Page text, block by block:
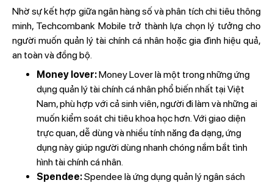
Nhờ sự kết hợp giữa ngân hàng số và phân tích chi tiêu thông
minh, Techcombank Mobile trở thành lựa chọn lý tưởng cho
người muốn quản lý tài chính cá nhân hoặc gia đình hiệu quả,
an toàn và đồng bộ.
Money lover:Money Lover là một trong những ứng
dụng quản lý tài chính cá nhân phổ biến nhất tại Việt
Nam, phù hợp với cả sinh viên, người đi làm và những ai
muốn kiểm soát chi tiêu khoa học hơn. Với giao diện
trực quan, dễ dùng và nhiều tính năng đa dạng, ứng
dụng này giúp người dùng nhanh chóng nắm bắt tình
hình tài chính cá nhân.
Spendee:Spendee là ứng dụng quản lý ngân sách